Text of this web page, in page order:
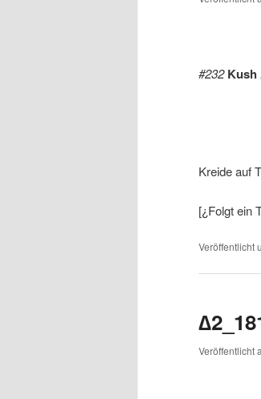
#232 Kush
Kreide auf
[¿Folgt ein
Veröffentlicht
Veröffentlicht